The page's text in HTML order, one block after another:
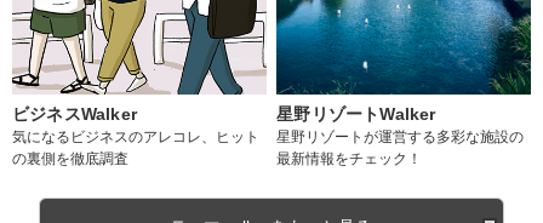
ビジネスWalker
気になるビジネスのアレコレ、ヒット
の裏側を徹底調査
星野リゾートWalker
星野リゾートが運営する多彩な施設の
最新情報をチェック！